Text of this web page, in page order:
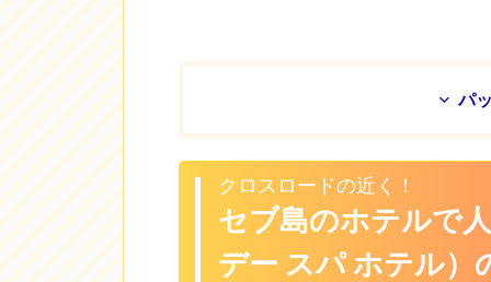
パ
クロスロードの近く！
セブ島のホテルで
デー スパ ホテル）